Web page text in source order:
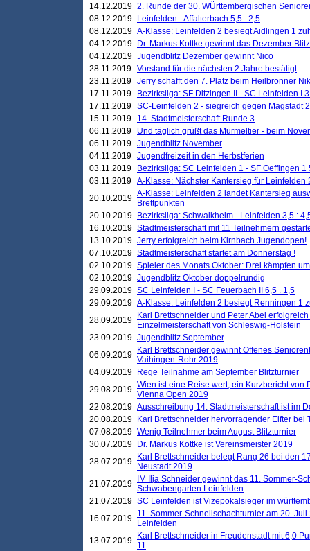
14.12.2019 2. Runde der 30. WÜrttembergischen
08.12.2019
Leinfelden - Affalterbach 5,5 : 2,5
08.12.2019 A-Klasse: Leinfelden 2 besiegt Aidlingen 1
04.12.2019
Dr. Markus Kottke gewinnt das Dezember
04.12.2019 Jugendblitz Dezember gewinnt Nico
28.11.2019 Vorstand für die nächsten 2 Jahre bestätigt
23.11.2019 Jerry schafft den 7. Platz beim Heilbronner
17.11.2019
Bezirksliga: SF Ditzingen II - SC Leinfelden I
17.11.2019 SC-Leinfelden 2 - siegreich gegen Magstadt 2
15.11.2019
14. Stadtmeisterschaft Runde 3
06.11.2019
Und täglich grüßt das Murmeltier - beim
06.11.2019 Jugendblitz November
04.11.2019 Jugendfreizeit in den Herbstferien
03.11.2019
Bezirksliga: SC Leinfelden 1 - SF Oeffingen 1
03.11.2019 A-Klasse: Nächster Kantersieg für Leinfelden
20.10.2019 A-Klasse: Leinfelden 2 landet Kantersieg
Brettpunkten
20.10.2019
Bezirksliga: Schwaikheim - Leinfelden 3,5 :
16.10.2019 Stadtmeisterschaft mit 11 Teilnehmern
13.10.2019 Jerry erfolgreich beim Kirnbach Jugendopen!
07.10.2019 Stadtmeisterschaft startet am Donnerstag !
02.10.2019 Spieler des Monats Oktober: Drei kämpfen
02.10.2019 Jugendblitz Oktober doppelrundig
29.09.2019 SC Leinfelden I - SC Feuerbach II 6,5 . 1,5
29.09.2019 A-Klasse: Leinfelden 2 besiegt Renningen 1
28.09.2019
Karl Brettschneider und Peter Abel
Einzelmeisterschaft von Schleswig-Holstein
23.09.2019 Jugendblitz September
06.09.2019
Karl Brettschneider gewinnt Offenes
Vaihingen-Rohr 2019
04.09.2019
Rege Teilnahme am September Blitzturnier
29.08.2019 Wien ist eine Reise wert, ein Kurzbericht von
Vienna Open 2019
22.08.2019 Ausschreibung 14. Stadtmeisterschaft ist im
20.08.2019
Karl Brettschneider hervorragender Elfter bei
07.08.2019 Wenig Teilnehmer beim August Blitzturnier
30.07.2019
Dr. Markus Kottke ist Vereinsmeister 2019
28.07.2019
Karl Brettschneider belegt Rang 26 bei den
Neustadt 2019
21.07.2019
IM Ilja Schneider gewinnt das 11. Sommer-
Schwabengarten Leinfelden
21.07.2019 SC Leinfelden ist Vizepokalsieger im
16.07.2019 11. Sommer-Schnellschachturnier am 20.
Leinfelden
13.07.2019
Karl Brettschneider in Freudenstadt mit 6,0
11